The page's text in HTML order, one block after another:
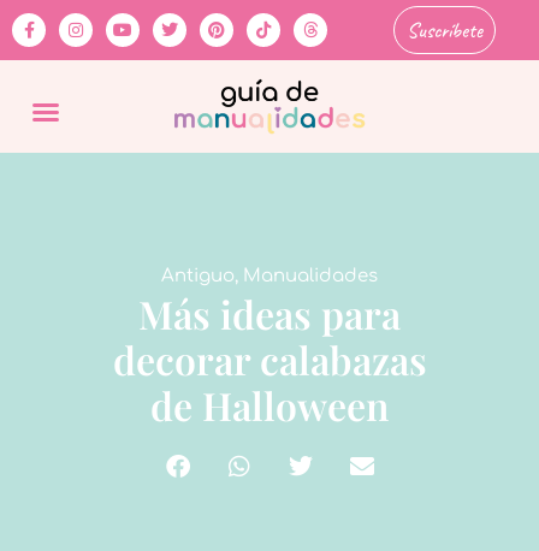
Suscríbete
Antiguo, Manualidades
Más ideas para
decorar calabazas
de Halloween